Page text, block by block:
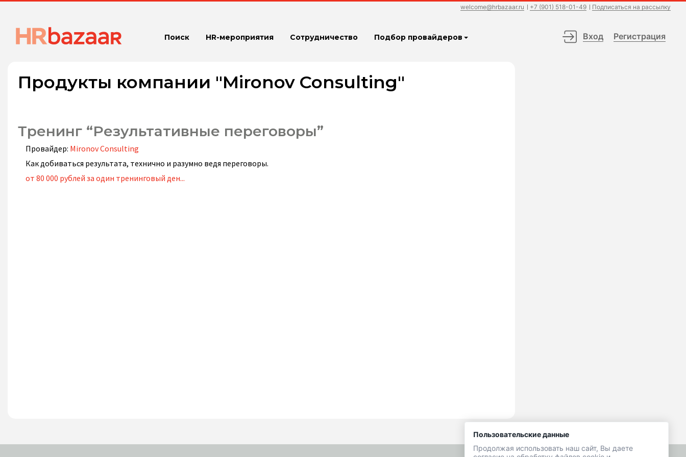
welcome@hrbazaar.ru +7 (901) 518-01-49 Подписаться на рассылку
Поиск HR-мероприятия Сотрудничество Подбор провайдеров Вход Регистрация
Продукты компании "Mironov Consulting"
Тренинг “Результативные переговоры”
Провайдер: Mironov Consulting
Как добиваться результата, технично и разумно ведя переговоры.
от 80 000 рублей за один тренинговый ден...
Пользовательские данные
Продолжая использовать наш сайт, Вы даете